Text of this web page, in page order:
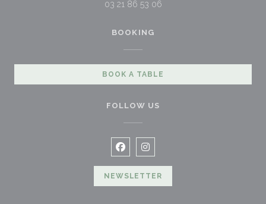
03 21 86 53 06
BOOKING
BOOK A TABLE
FOLLOW US
Facebook ((opens in a new
Instagram ((opens in a new
NEWSLETTER